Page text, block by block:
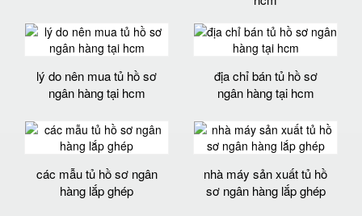
lý do nên mua tủ hồ sơ
ngân hàng tại hcm
địa chỉ bán tủ hồ sơ
ngân hàng tại hcm
các mẫu tủ hồ sơ ngân
hàng lắp ghép
nhà máy sản xuất tủ hồ
sơ ngân hàng lắp ghép